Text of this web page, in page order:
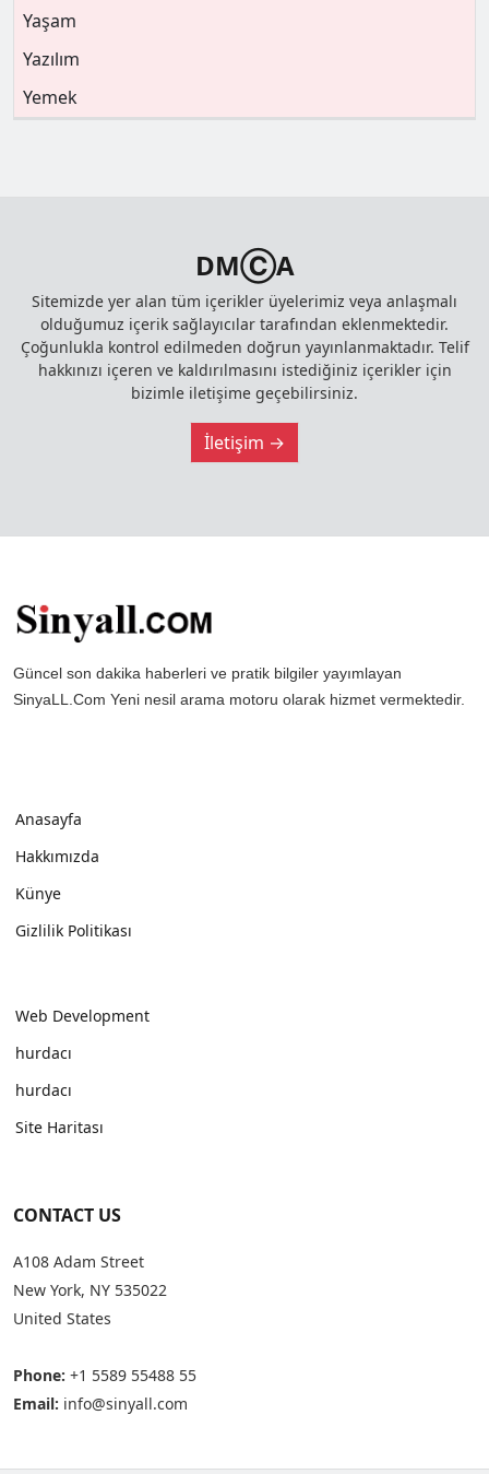
Yaşam
Yazılım
Yemek
DMⒸA
Sitemizde yer alan tüm içerikler üyelerimiz veya anlaşmalı
olduğumuz içerik sağlayıcılar tarafından eklenmektedir.
Çoğunlukla kontrol edilmeden doğrun yayınlanmaktadır. Telif
hakkınızı içeren ve kaldırılmasını istediğiniz içerikler için
bizimle iletişime geçebilirsiniz.
İletişim →
Güncel son dakika haberleri ve pratik bilgiler yayımlayan
SinyaLL.Com Yeni nesil arama motoru olarak hizmet vermektedir.
Anasayfa
Hakkımızda
Künye
Gizlilik Politikası
Web Development
hurdacı
hurdacı
Site Haritası
CONTACT US
A108 Adam Street
New York, NY 535022
United States
Phone: +1 5589 55488 55
Email: info@sinyall.com